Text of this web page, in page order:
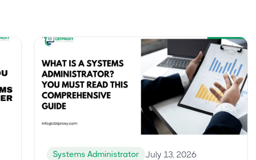
Systems Administrator July 13, 2026